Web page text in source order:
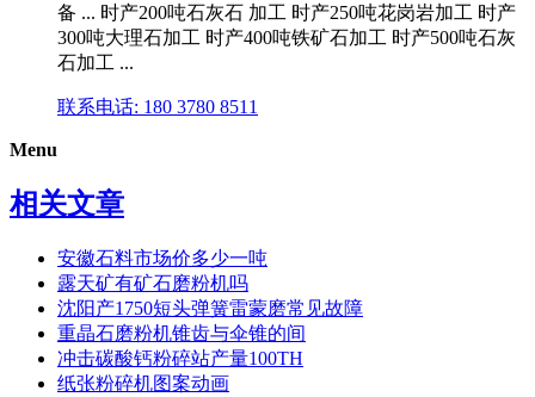
备 ... 时产200吨石灰石 加工 时产250吨花岗岩加工 时产
300吨大理石加工 时产400吨铁矿石加工 时产500吨石灰
石加工 ...
联系电话: 180 3780 8511
Menu
相关文章
安徽石料市场价多少一吨
露天矿有矿石磨粉机吗
沈阳产1750短头弹簧雷蒙磨常见故障
重晶石磨粉机锥齿与伞锥的间
冲击碳酸钙粉碎站产量100TH
纸张粉碎机图案动画